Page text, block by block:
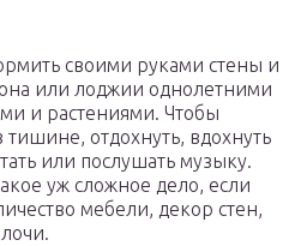
своими руками стены и
или лоджии однолетними
и растениями. Чтобы
отдохнуть, вдохнуть
или послушать музыку.
уж сложное дело, если
мебели, декор стен,